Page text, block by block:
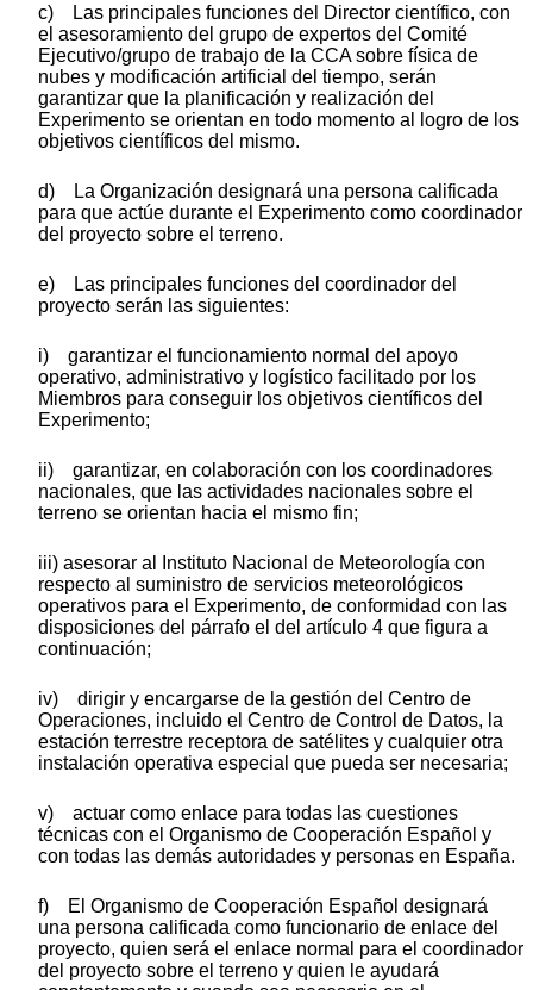
c) Las principales funciones del Director científico, con
el asesoramiento del grupo de expertos del Comité
Ejecutivo/grupo de trabajo de la CCA sobre física de
nubes y modificación artificial del tiempo, serán
garantizar que la planificación y realización del
Experimento se orientan en todo momento al logro de los
objetivos científicos del mismo.
d) La Organización designará una persona calificada
para que actúe durante el Experimento como coordinador
del proyecto sobre el terreno.
e) Las principales funciones del coordinador del
proyecto serán las siguientes:
i) garantizar el funcionamiento normal del apoyo
operativo, administrativo y logístico facilitado por los
Miembros para conseguir los objetivos científicos del
Experimento;
ii) garantizar, en colaboración con los coordinadores
nacionales, que las actividades nacionales sobre el
terreno se orientan hacia el mismo fin;
iii) asesorar al Instituto Nacional de Meteorología con
respecto al suministro de servicios meteorológicos
operativos para el Experimento, de conformidad con las
disposiciones del párrafo el del artículo 4 que figura a
continuación;
iv) dirigir y encargarse de la gestión del Centro de
Operaciones, incluido el Centro de Control de Datos, la
estación terrestre receptora de satélites y cualquier otra
instalación operativa especial que pueda ser necesaria;
v) actuar como enlace para todas las cuestiones
técnicas con el Organismo de Cooperación Español y
con todas las demás autoridades y personas en España.
f) El Organismo de Cooperación Español designará
una persona calificada como funcionario de enlace del
proyecto, quien será el enlace normal para el coordinador
del proyecto sobre el terreno y quien le ayudará